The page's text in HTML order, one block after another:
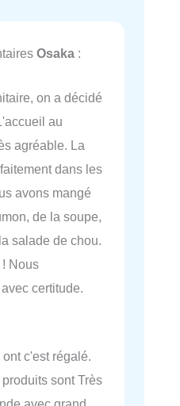
Osaka :
on a décidé
au
agréable. La
dans les
avons mangé
de la soupe,
salade de chou.
! Nous
certitude.
c'est régalé.
sont Très